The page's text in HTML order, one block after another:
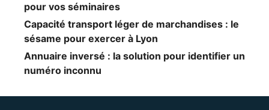
pour vos séminaires
Capacité transport léger de marchandises : le
sésame pour exercer à Lyon
Annuaire inversé : la solution pour identifier un
numéro inconnu